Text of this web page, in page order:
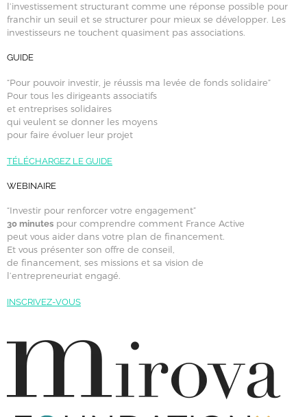
l’investissement structurant comme une réponse possible pour
franchir un seuil et se structurer pour mieux se développer. Les
investisseurs ne touchent quasiment pas associations.
GUIDE
“Pour pouvoir investir, je réussis ma levée de fonds solidaire”
Pour tous les dirigeants associatifs
et entreprises solidaires
qui veulent se donner les moyens
pour faire évoluer leur projet
TÉLÉCHARGEZ LE GUIDE
WEBINAIRE
“Investir pour renforcer votre engagement”
30 minutes pour comprendre comment France Active
peut vous aider dans votre plan de financement.
Et vous présenter son offre de conseil,
de financement, ses missions et sa vision de
l’entrepreneuriat engagé.
INSCRIVEZ-VOUS